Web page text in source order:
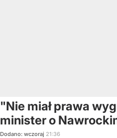
"Nie miał prawa
minister o
Dodano: wczoraj 21:36